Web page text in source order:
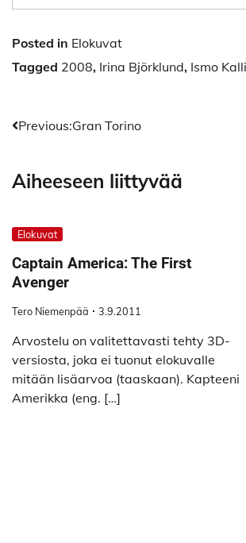
Posted in Elokuvat
Tagged 2008, Irina Björklund, Ismo
Artikkelien
Previous:Gran Torino
Aiheeseen liittyvää
Elokuvat
Captain America: The First
Avenger
Tero Niemenpää 3.9.2011
Arvostelu on valitettavasti tehty 3D-
versiosta, joka ei tuonut elokuvalle
mitään lisäarvoa (taaskaan). Kapteeni
Amerikka (eng. […]